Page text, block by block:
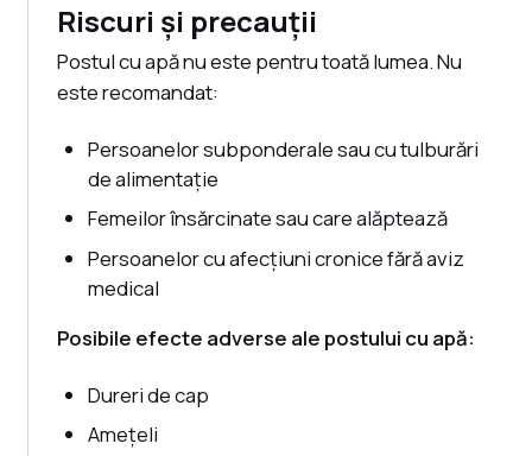
Riscuri și precauții
Postul cu apă nu este pentru toată lumea. Nu
este recomandat:
Persoanelor subponderale sau cu tulburări
de alimentație
Femeilor însărcinate sau care alăptează
Persoanelor cu afecțiuni cronice fără aviz
medical
Posibile efecte adverse ale postului cu apă:
Dureri de cap
Amețeli